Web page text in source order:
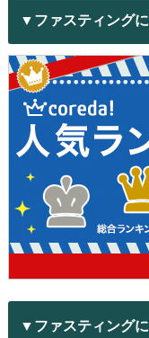
▼ファスティング
▼ファスティング